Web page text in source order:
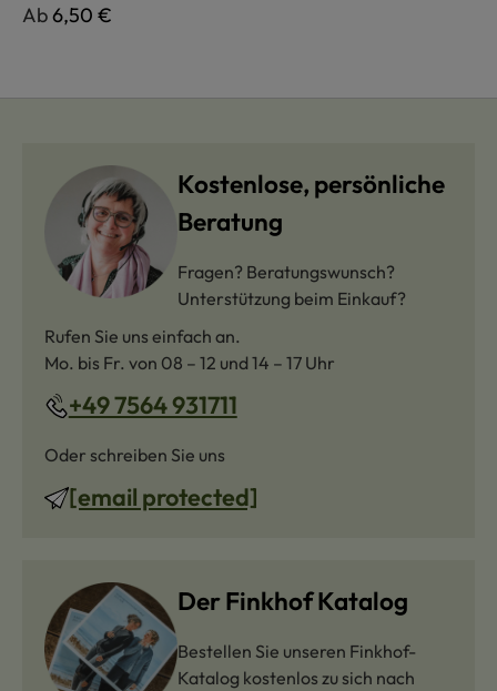
Regulärer Preis:
Ab6,50 €
Kostenlose, persönliche
Beratung
Fragen? Beratungswunsch?
Unterstützung beim Einkauf?
Rufen Sie uns einfach an.
Mo. bis Fr. von 08 – 12 und 14 – 17 Uhr
+49 7564 931711
Oder schreiben Sie uns
[email protected]
Der Finkhof Katalog
Bestellen Sie unseren Finkhof-
Katalog kostenlos zu sich nach